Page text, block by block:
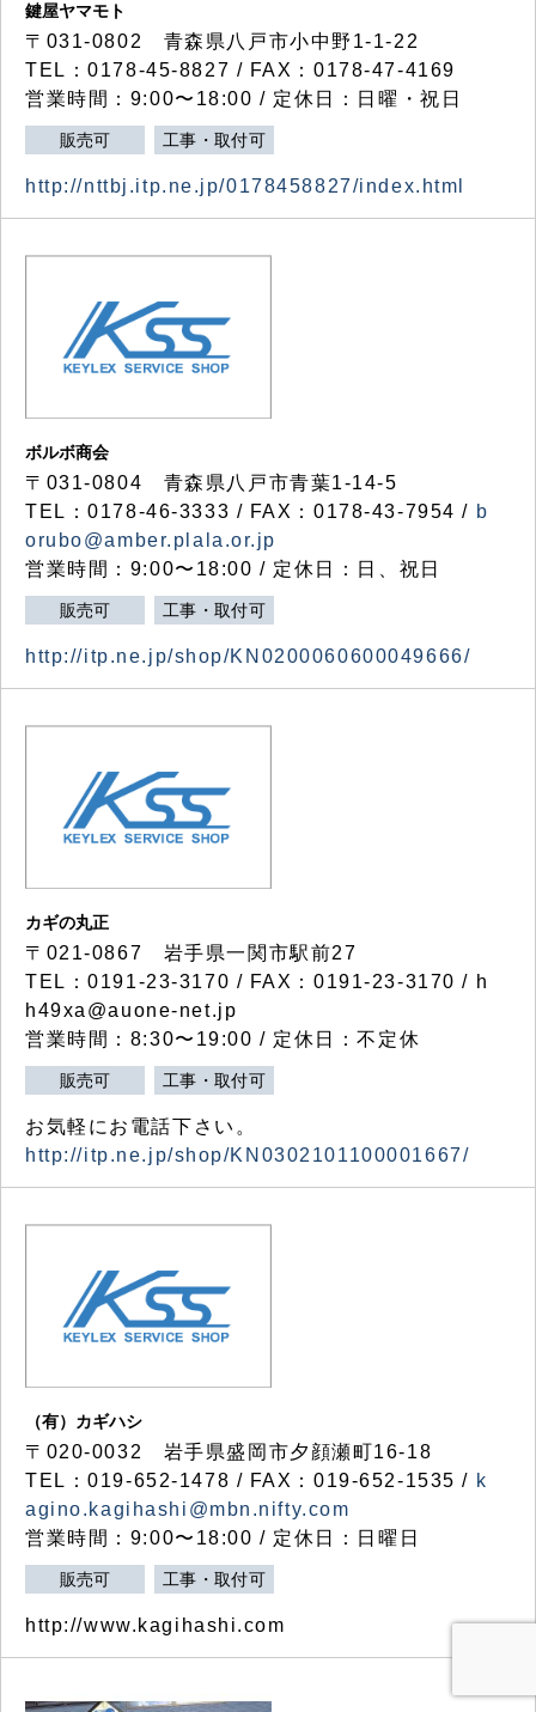
鍵屋ヤマモト
〒031-0802 青森県八戸市小中野1-1-22
TEL：0178-45-8827 / FAX：0178-47-4169
営業時間：9:00〜18:00 / 定休日：日曜・祝日
販売可 工事・取付可
http://nttbj.itp.ne.jp/0178458827/index.html
ボルボ商会
〒031-0804 青森県八戸市青葉1-14-5
TEL：0178-46-3333 / FAX：0178-43-7954 / b
orubo@amber.plala.or.jp
営業時間：9:00〜18:00 / 定休日：日、祝日
販売可 工事・取付可
http://itp.ne.jp/shop/KN0200060600049666/
カギの丸正
〒021-0867 岩手県一関市駅前27
TEL：0191-23-3170 / FAX：0191-23-3170 / h
h49xa@auone-net.jp
営業時間：8:30〜19:00 / 定休日：不定休
販売可 工事・取付可
お気軽にお電話下さい。
http://itp.ne.jp/shop/KN0302101100001667/
（有）カギハシ
〒020-0032 岩手県盛岡市夕顔瀬町16-18
TEL：019-652-1478 / FAX：019-652-1535 / k
agino.kagihashi@mbn.nifty.com
営業時間：9:00〜18:00 / 定休日：日曜日
販売可 工事・取付可
http://www.kagihashi.com